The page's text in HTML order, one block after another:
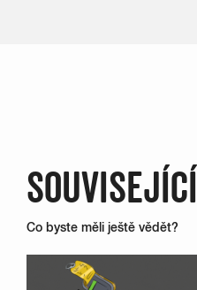
SOUVISEJÍCÍ
Co byste měli ještě vědět?